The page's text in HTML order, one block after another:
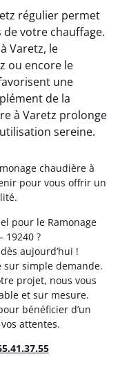
régulier permet
votre chauffage.
Varetz, le
ou encore le
une
de la
à Varetz prolonge
sereine.
chaudière à
pour vous offrir un
pour le Ramonage
19240 ?
aujourd’hui !
sur simple demande.
projet, nous vous
et sur mesure.
bénéficier d’un
attentes.